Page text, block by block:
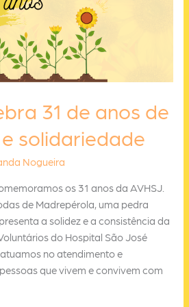
31 de anos de
solidariedade
Nogueira
os 31 anos da AVHSJ.
de Madrepérola, uma pedra
a solidez e a consistência da
do Hospital São José
no atendimento e
que vivem e convivem com